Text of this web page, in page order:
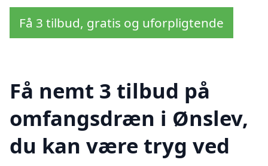
Få 3 tilbud, gratis og uforpligtende
Få nemt 3 tilbud på
omfangsdræn i Ønslev,
du kan være tryg ved